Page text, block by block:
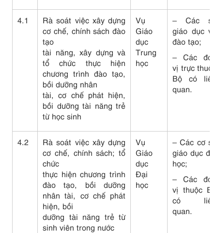
4.1
Rà soát việc xây dựng
cơ chế, chính sách đào
tạo
tài năng, xây dựng và
tổ chức thực hiện
chương trình đào tạo,
bồi dưỡng nhân
tài, cơ chế phát hiện,
bồi dưỡng tài năng trẻ
từ học sinh
Vụ
Giáo
dục
Trung
học
– Các sở
giáo dục và
đào tạo;
– Các đơn
vị trực thuộc
Bộ có liên
quan.
4.2
Rà soát việc xây dựng
cơ chế, chính sách; tổ
chức
thực hiện chương trình
đào tạo, bồi dưỡng
nhân tài, cơ chế phát
hiện, bồi
dưỡng tài năng trẻ từ
sinh viên trong nước
Vụ
Giáo
dục
Đại
học
– Các cơ sở
giáo dục đại
học;
– Các đơn
vị thuộc Bộ
có liên
quan.